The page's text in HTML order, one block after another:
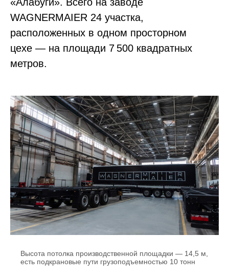
WAGNERMAIER 24 участка,
расположенных в одном просторном
цехе — на площади 7 500 квадратных
метров.
Высота потолка производственной площадки — 14,5 м,
есть подкрановые пути грузоподъемностью 10 тонн